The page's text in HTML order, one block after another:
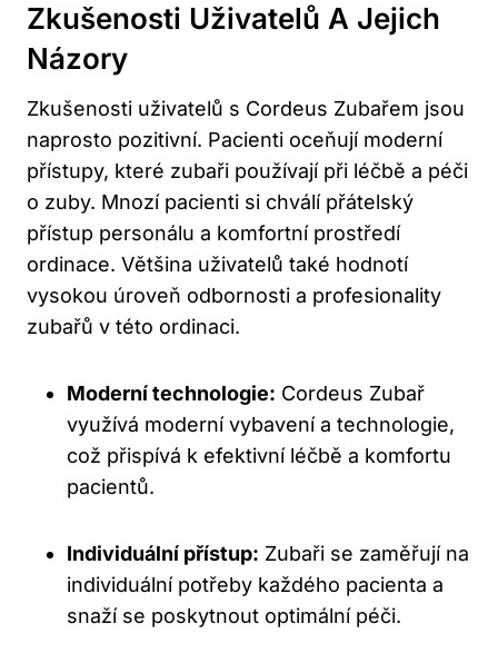
Zkušenosti Uživatelů A Jejich
Názory
Zkušenosti uživatelů s Cordeus Zubařem jsou
naprosto pozitivní. Pacienti oceňují moderní
přístupy, které zubaři používají při léčbě a péči
o zuby. Mnozí pacienti si chválí přátelský
přístup personálu a komfortní prostředí
ordinace. Většina uživatelů také hodnotí
vysokou úroveň odbornosti a profesionality
zubařů v této ordinaci.
Moderní technologie: Cordeus Zubař
využívá moderní vybavení a technologie,
což přispívá k efektivní léčbě a komfortu
pacientů.
Individuální přístup: Zubaři se zaměřují na
individuální potřeby každého pacienta a
snaží se poskytnout optimální péči.